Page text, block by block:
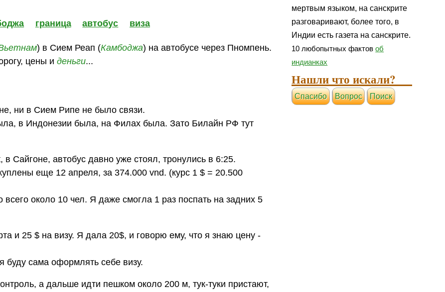
граница автобус виза
) в Сием Реап (Камбоджа) на автобусе через Пномпень.
цены иденьги...
ни в Сием Рипе не было связи.
в Индонезии была, на Филах была. Зато Билайн РФ тут
Сайгоне, автобус давно уже стоял, тронулись в 6:25.
еще 12 апреля, за 374.000 vnd. (курс 1 $ = 20.500
около 10 чел. Я даже смогла 1 раз поспать на задних 5
и 25 $ на визу. Я дала 20$, и говорю ему, что я знаю цену -
буду сама оформлять себе визу.
а дальше идти пешком около 200 м, тук-туки пристают,
мертвым языком, на санскрите
разговаривают, более того, в
Индии есть газета на санскрите.
10 любопытных фактовоб
индианках
Нашли что искали?
Cпасибо Вопрос Поиск